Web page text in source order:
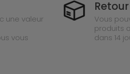
une valeur
vous
Vous
produits
dans 14